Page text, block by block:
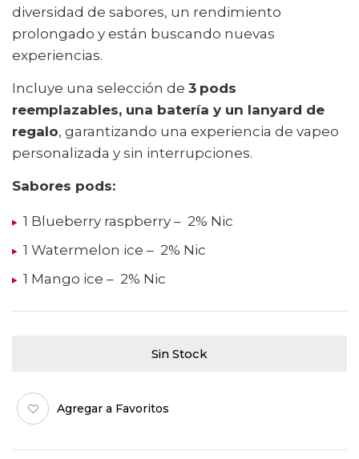
diversidad de sabores, un rendimiento
prolongado y están buscando nuevas
experiencias.
Incluye una selección de 3 pods
reemplazables, una batería y un lanyard de
regalo, garantizando una experiencia de vapeo
personalizada y sin interrupciones.
Sabores pods:
1 Blueberry raspberry – 2% Nic
1 Watermelon ice – 2% Nic
1 Mango ice – 2% Nic
Sin Stock
Agregar a Favoritos